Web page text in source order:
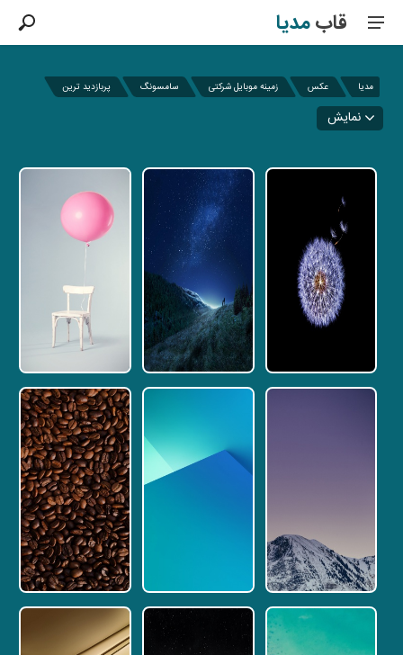
قابمدیا
مدیا عکس زمینه موبایل شرکتی سامسونگ پربازدید ترین
نمایش